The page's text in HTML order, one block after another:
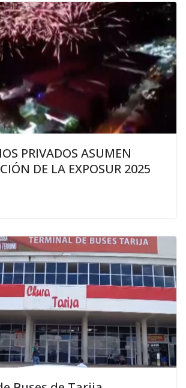
PRIVADOS ASUMEN
DE LA EXPOSUR 2025